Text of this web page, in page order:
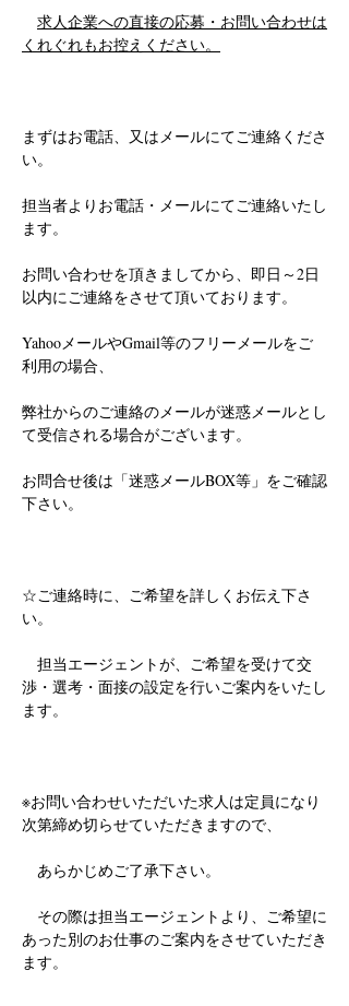
求人企業への直接の応募・お問い合わせは
くれぐれもお控えください。
まずはお電話、又はメールにてご連絡くださ
い。
担当者よりお電話・メールにてご連絡いたし
ます。
お問い合わせを頂きましてから、即日～2日
以内にご連絡をさせて頂いております。
YahooメールやGmail等のフリーメールをご
利用の場合、
弊社からのご連絡のメールが迷惑メールとし
て受信される場合がございます。
お問合せ後は「迷惑メールBOX等」をご確認
下さい。
☆ご連絡時に、ご希望を詳しくお伝え下さ
い。
担当エージェントが、ご希望を受けて交
渉・選考・面接の設定を行いご案内をいたし
ます。
※お問い合わせいただいた求人は定員になり
次第締め切らせていただきますので、
あらかじめご了承下さい。
その際は担当エージェントより、ご希望に
あった別のお仕事のご案内をさせていただき
ます。